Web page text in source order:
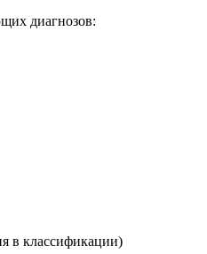
диагнозов:
в классификации)